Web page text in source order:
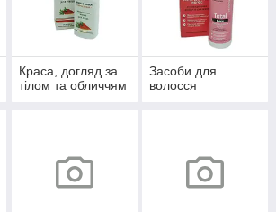
Краса, догляд за
тілом та обличчям
Засоби для
волосся